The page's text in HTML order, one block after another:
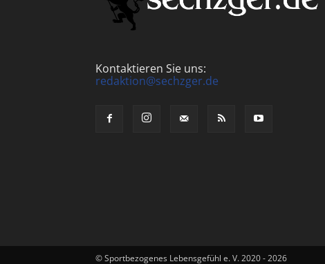
Kontaktieren Sie uns:
redaktion@sechzger.de
© Sportbezogenes Lebensgefühl e. V. 2020 - 2026